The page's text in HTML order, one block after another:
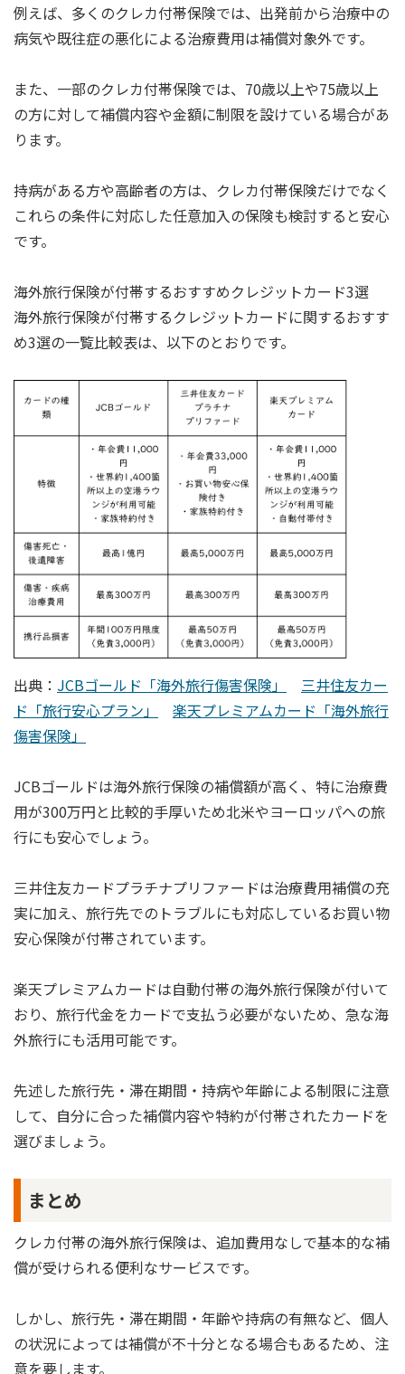
例えば、多くのクレカ付帯保険では、出発前から治療中の
病気や既往症の悪化による治療費用は補償対象外です。
また、一部のクレカ付帯保険では、70歳以上や75歳以上
の方に対して補償内容や金額に制限を設けている場合があ
ります。
持病がある方や高齢者の方は、クレカ付帯保険だけでなく
これらの条件に対応した任意加入の保険も検討すると安心
です。
海外旅行保険が付帯するおすすめクレジットカード3選
海外旅行保険が付帯するクレジットカードに関するおすす
め3選の一覧比較表は、以下のとおりです。
出典： JCBゴールド「海外旅行傷害保険」
三井住友カー
ド「旅行安心プラン」
楽天プレミアムカード「海外旅行
傷害保険」
JCBゴールドは海外旅行保険の補償額が高く、特に治療費
用が300万円と比較的手厚いため北米やヨーロッパへの旅
行にも安心でしょう。
三井住友カードプラチナプリファードは治療費用補償の充
実に加え、旅行先でのトラブルにも対応しているお買い物
安心保険が付帯されています。
楽天プレミアムカードは自動付帯の海外旅行保険が付いて
おり、旅行代金をカードで支払う必要がないため、急な海
外旅行にも活用可能です。
先述した旅行先・滞在期間・持病や年齢による制限に注意
して、自分に合った補償内容や特約が付帯されたカードを
選びましょう。
まとめ
クレカ付帯の海外旅行保険は、追加費用なしで基本的な補
償が受けられる便利なサービスです。
しかし、旅行先・滞在期間・年齢や持病の有無など、個人
の状況によっては補償が不十分となる場合もあるため、注
意を要します。